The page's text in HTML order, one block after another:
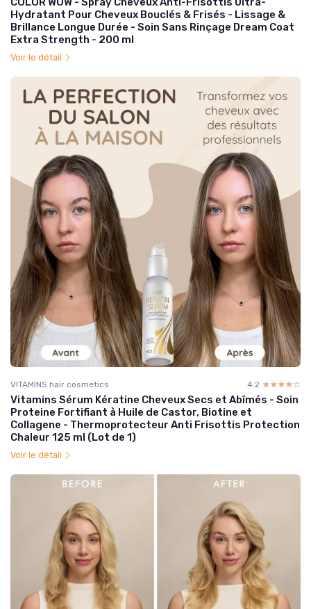
Hydratant Pour Cheveux Bouclés & Frisés - Lissage &
Brillance Longue Durée - Soin Sans Rinçage Dream Coat
Extra Strength - 200 ml
Voir le détail
VITAMINS hair cosmetics 4.2 ☆☆☆☆☆
★★★★★
Vitamins Sérum Kératine Cheveux Secs et Abîmés - Soin
Proteine Fortifiant à Huile de Castor, Biotine et
Collagene - Thermoprotecteur Anti Frisottis Protection
Chaleur 125 ml (Lot de 1)
Voir le détail